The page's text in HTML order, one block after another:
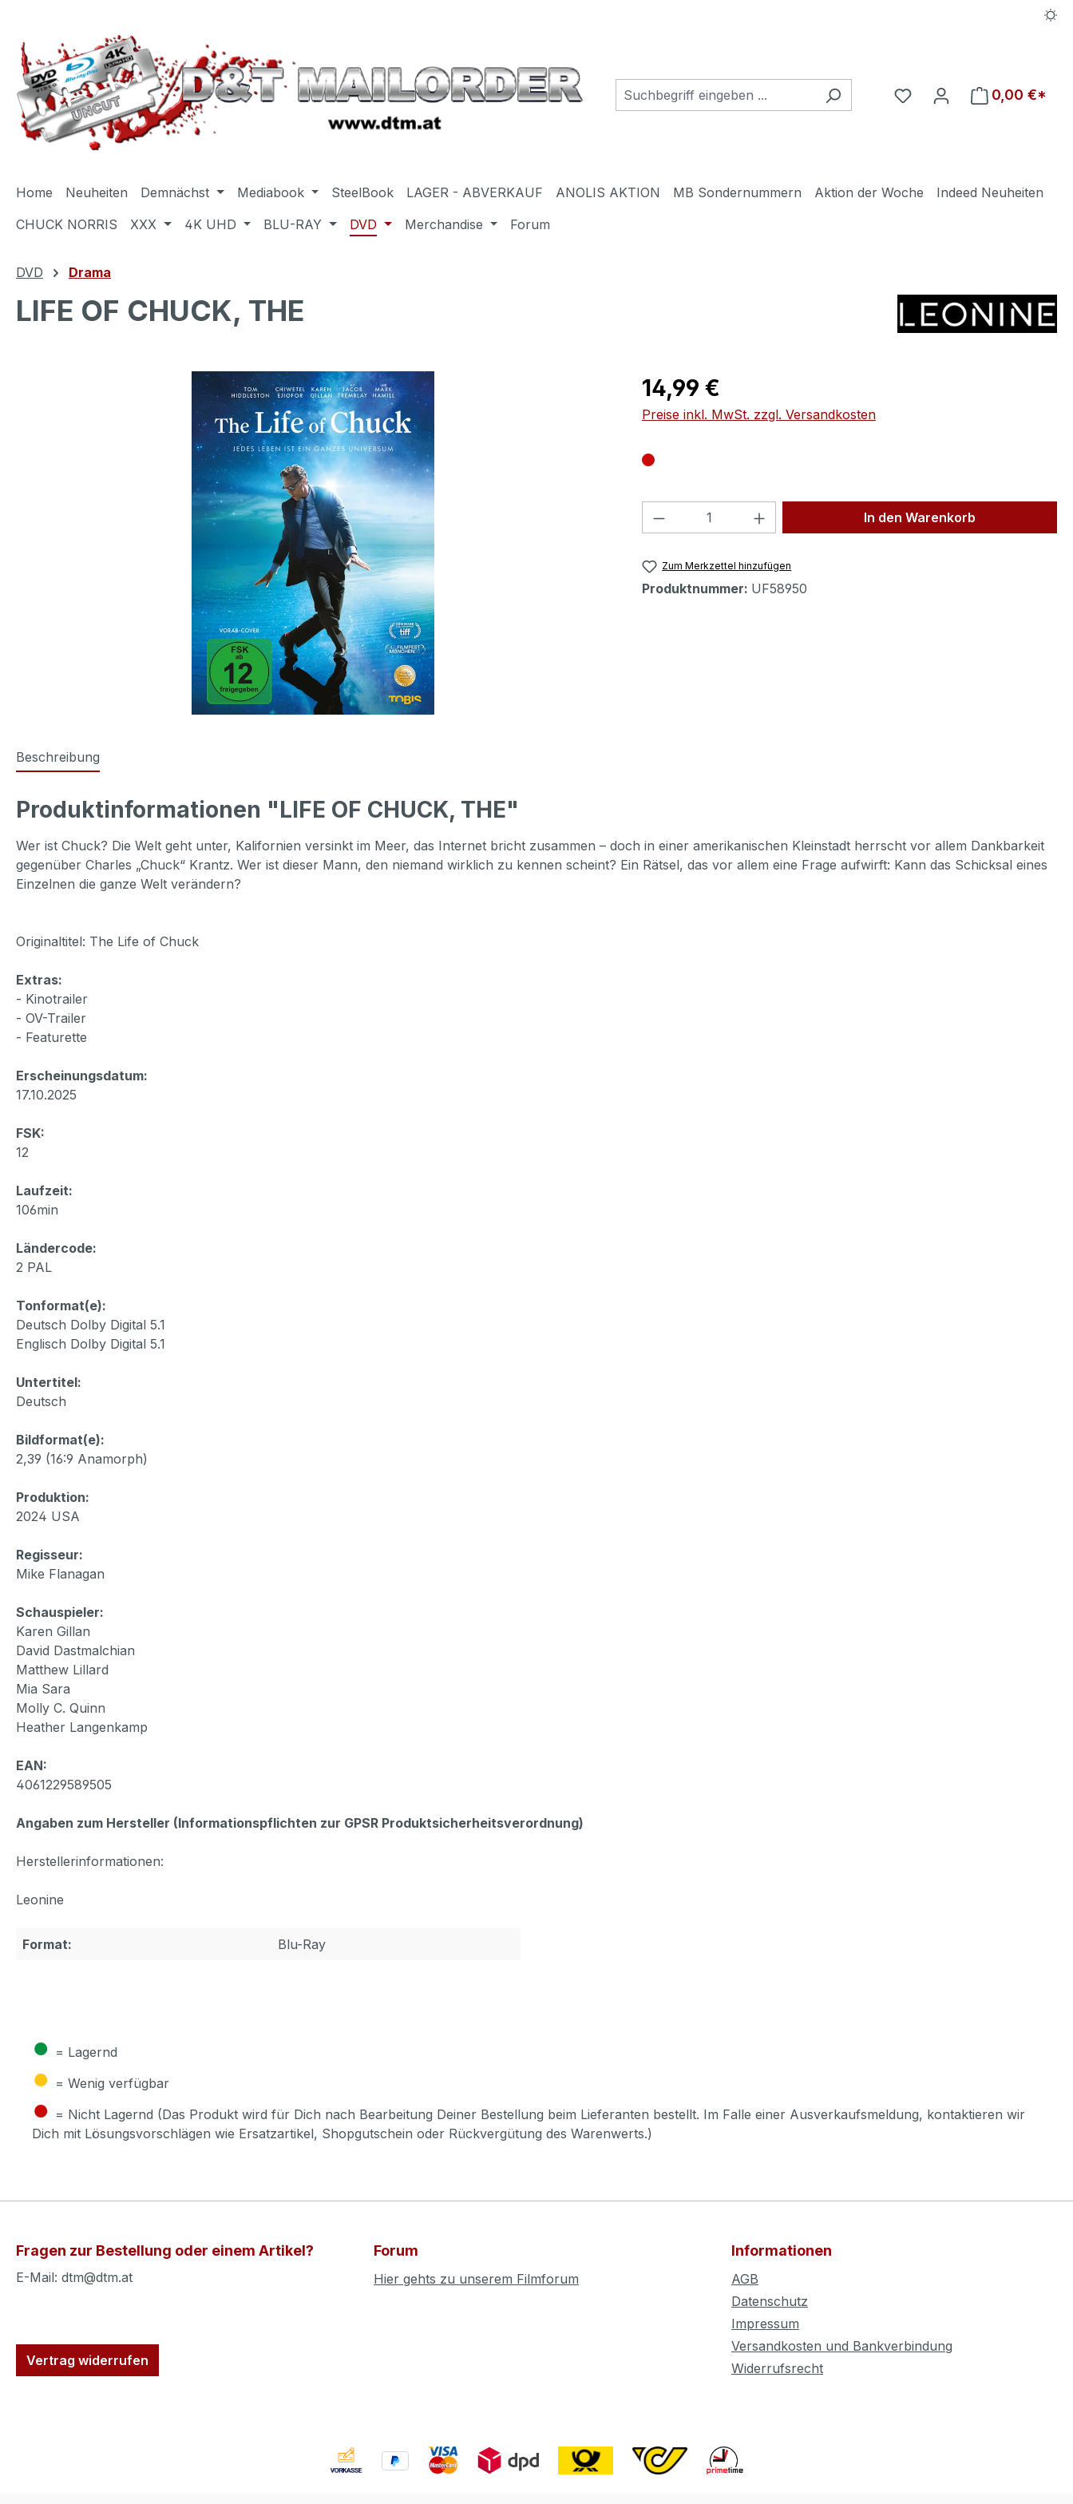
Du hast 0 Produkte auf
0,00 €*
Home Neuheiten Demnächst Mediabook SteelBook LAGER - ABVERKAUF ANOLIS AKTION MB Sondernummern Aktion der Woche
Indeed Neuheiten
CHUCK NORRIS
XXX 4K UHD BLU-RAY DVD Merchandise Forum
DVD Drama
LIFE OF CHUCK, THE
Regulärer Preis:
14,99 €
Preise inkl. MwSt. zzgl. Versandkosten
Produkt Anzahl: Gib den gewünschten Wert
In den Warenkorb
Zum Merkzettel hinzufügen
Produktnummer: UF58950
Beschreibung
Produktinformationen "LIFE OF CHUCK, THE"
Wer ist Chuck? Die Welt geht unter, Kalifornien versinkt im Meer, das Internet bricht zusammen – doch in einer amerikanischen Kleinstadt herrscht vor allem Dankbarkeit
gegenüber Charles „Chuck“ Krantz. Wer ist dieser Mann, den niemand wirklich zu kennen scheint? Ein Rätsel, das vor allem eine Frage aufwirft: Kann das Schicksal eines
Einzelnen die ganze Welt verändern?
Originaltitel: The Life of Chuck
Extras:
- Kinotrailer
- OV-Trailer
- Featurette
Erscheinungsdatum:
17.10.2025
FSK:
12
Laufzeit:
106min
Ländercode:
2 PAL
Tonformat(e):
Deutsch Dolby Digital 5.1
Englisch Dolby Digital 5.1
Untertitel:
Deutsch
Bildformat(e):
2,39 (16:9 Anamorph)
Produktion:
2024 USA
Regisseur:
Mike Flanagan
Schauspieler:
Karen Gillan
David Dastmalchian
Matthew Lillard
Mia Sara
Molly C. Quinn
Heather Langenkamp
EAN:
4061229589505
Angaben zum Hersteller (Informationspflichten zur GPSR Produktsicherheitsverordnung)
Herstellerinformationen:
Leonine
Format: Blu-Ray
● = Lagernd
● = Wenig verfügbar
● = Nicht Lagernd (Das Produkt wird für Dich nach Bearbeitung Deiner Bestellung beim Lieferanten bestellt. Im Falle einer Ausverkaufsmeldung, kontaktieren wir
Dich mit Lösungsvorschlägen wie Ersatzartikel, Shopgutschein oder Rückvergütung des Warenwerts.)
Fragen zur Bestellung oder einem Artikel?
E-Mail: dtm@dtm.at
Vertrag widerrufen
Forum
Hier gehts zu unserem Filmforum
Informationen
AGB
Datenschutz
Impressum
Versandkosten und Bankverbindung
Widerrufsrecht